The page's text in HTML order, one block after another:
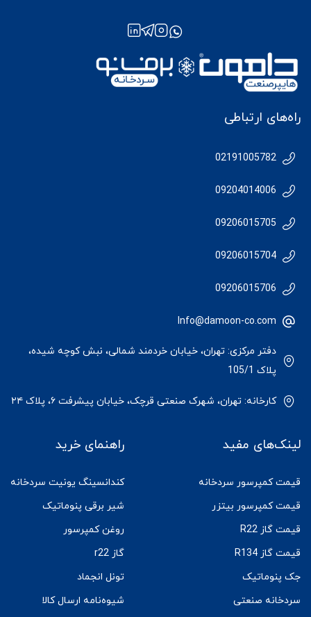
راه‌های ارتباطی
02191005782
09204014006
09206015705
09206015704
09206015706
Info@damoon-co.com
دفتر مرکزی: تهران، خیابان خردمند شمالی، نبش کوچه شیده،
پلاک 105/1
کارخانه: تهران، شهرک صنعتی قرچک، خیابان پیشرفت ۶، پلاک ۲۴
لینک‌های مفید
قیمت کمپرسور سردخانه
قیمت کمپرسور بیتزر
قیمت گاز R22
قیمت گاز R134
جک پنوماتیک
سردخانه صنعتی
راهنمای خرید
کندانسینگ یونیت سردخانه
شیر برقی پنوماتیک
روغن کمپرسور
گاز r22
تونل انجماد
شیوه‌نامه ارسال کالا